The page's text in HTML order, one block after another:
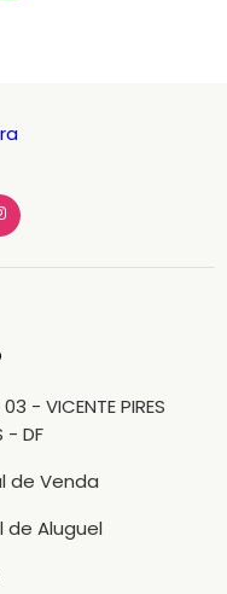
- VICENTE PIRES
- DF
de Venda
de Aluguel